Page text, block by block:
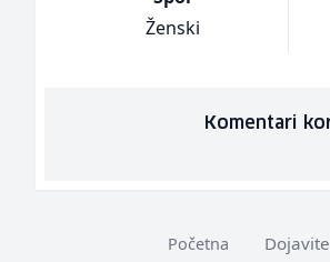
Ženski
Komentari
Početna